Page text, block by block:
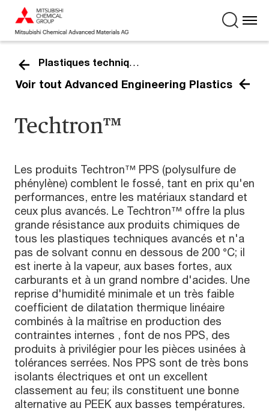
Plastiques techniques hautes performances
Voir tout Advanced Engineering Plastics
Techtron™
Les produits Techtron™ PPS (polysulfure de
phénylène) comblent le fossé, tant en prix qu'en
performances, entre les matériaux standard et
ceux plus avancés. Le Techtron™ offre la plus
grande résistance aux produits chimiques de
tous les plastiques techniques avancés et n'a
pas de solvant connu en dessous de 200 °C; il
est inerte à la vapeur, aux bases fortes, aux
carburants et à un grand nombre d'acides. Une
reprise d'humidité minimale et un très faible
coefficient de dilatation thermique linéaire
combinés à la maîtrise en production des
contraintes internes , font de nos PPS, des
produits à privilégier pour les pièces usinées à
tolérances serrées. Nos PPS sont de très bons
isolants électriques et ont un excellent
classement au feu; ils constituent une bonne
alternative au PEEK aux basses températures.